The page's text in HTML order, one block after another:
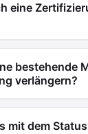
eine
bestehende
verlängern?
mit dem